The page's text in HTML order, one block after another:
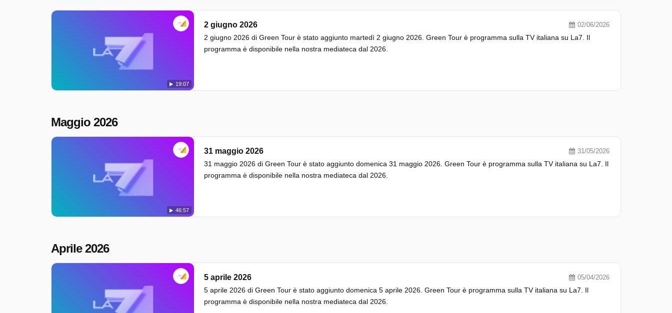
19:07
2 giugno 2026 02/06/2026
2 giugno 2026 di Green Tour è stato aggiunto martedì 2 giugno 2026. Green Tour è programma sulla TV italiana su La7. Il
programma è disponibile nella nostra mediateca dal 2026.
Maggio 2026
46:57
31 maggio 2026 31/05/2026
31 maggio 2026 di Green Tour è stato aggiunto domenica 31 maggio 2026. Green Tour è programma sulla TV italiana su La7. Il
programma è disponibile nella nostra mediateca dal 2026.
Aprile 2026
5 aprile 2026 05/04/2026
5 aprile 2026 di Green Tour è stato aggiunto domenica 5 aprile 2026. Green Tour è programma sulla TV italiana su La7. Il
programma è disponibile nella nostra mediateca dal 2026.